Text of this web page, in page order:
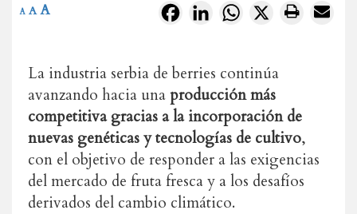
FacebookLinkedInWhatsApp
X
A A A
La industria serbia de berries continúa
avanzando hacia unaproducción más
competitiva gracias a la incorporación de
nuevas genéticas y tecnologías de cultivo,
con el objetivo de responder a las exigencias
del mercado de fruta fresca y a los desafíos
derivados del cambio climático.